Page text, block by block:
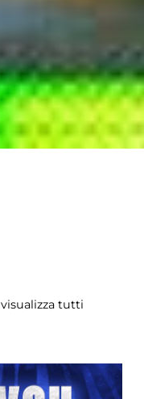
visualizza tutti